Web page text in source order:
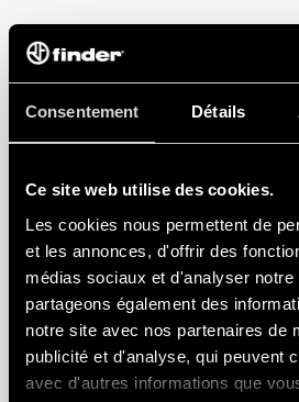
Consentement Détails
Ce site web utilise des cookies.
Les cookies nous permettent de
et les annonces, d'offrir des
médias sociaux et d'analyser notre
partageons également des
notre site avec nos partenaires de
publicité et d'analyse, qui peuvent
avec d'autres informations que
TÉLÉCHARGEZ LA FICHE
APPLICATIONS
Les nouvelles versions 1200 lumens
contact de portesont idéales pour
nécessitant une commutation
exemple, l’installation de ces
7L.46 permet l’allumage ou